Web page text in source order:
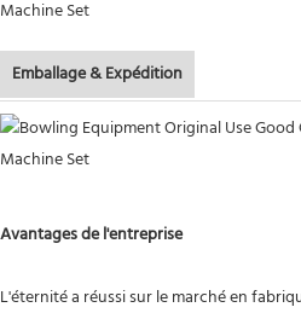
Emballage & Expédition
Avantages de l'entreprise
L'éternité a réussi sur le marché en